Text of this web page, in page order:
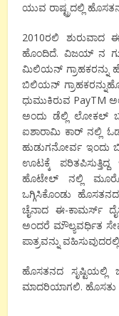
ಯುವ ರಾಷ್ಟ್ರದಲ್ಲಿ
2010ರಲಿ ಶುರುವಾದ
ಹೊಂದಿದೆ. ವಿಜಯ್ ನ
ಮಿಲಿಯನ್ ಗ್ರಾಹಕರನ್ನು
ಬಿಲಿಯನ್
ಧುಮುಕಿರುವ PayTM
ಅಂದು ಡೆಲ್ಲಿ ಲೋಕಲ್
ಐಶಾರಾಮಿ ಕಾರ್ ನಲ್ಲಿ
ಹುಡುಗನೋರ್ವ
ಊಟಕ್ಕೆ
ಹೊಟೇಲ್ ನಲ್ಲಿ
ಒಗ್ಗಿಸಿಕೊಂಡು
ಚೈನಾದ ಈ-ಕಾಮರ್ಸ್
ಅಂದರೆ ಮೌಲ್ಯವರ್ಧಿತ
ಪಾತ್ರವನ್ನು
ಹೊಸತನದ
ಮಾದರಿಯಾಗಲಿ. ಹೊಸತು